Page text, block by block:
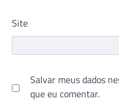
Site
Salvar meus dados
que eu comentar.